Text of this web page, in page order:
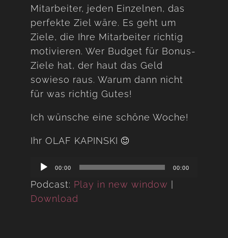
Mitarbeiter, jeden Einzelnen, das
perfekte Ziel wäre. Es geht um
Ziele, die Ihre Mitarbeiter richtig
motivieren. Wer Budget für Bonus-
Ziele hat, der haut das Geld
sowieso raus. Warum dann nicht
für was richtig Gutes!
Ich wünsche eine schöne Woche!
Ihr OLAF KAPINSKI
Audio00:00 00:00
Podcast: Play in new window
Download